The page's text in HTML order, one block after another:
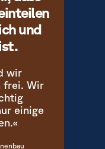
und
wir
frei. Wir
einige